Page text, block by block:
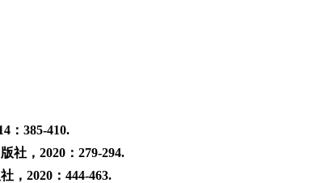
：385-410.
社，2020：279-294.
，2020：444-463.